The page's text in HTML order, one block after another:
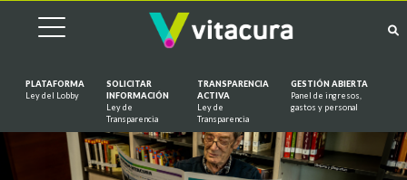
PLATAFORMA
Ley del Lobby
SOLICITAR
INFORMACIÓN
Ley de
Transparencia
TRANSPARENCIA
ACTIVA
Ley de
Transparencia
GESTIÓN ABIERTA
Panel de ingresos,
gastos y personal